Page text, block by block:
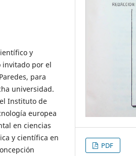
y
invitado por el
para
universidad.
Instituto de
europea
en ciencias
y científica en
PDF